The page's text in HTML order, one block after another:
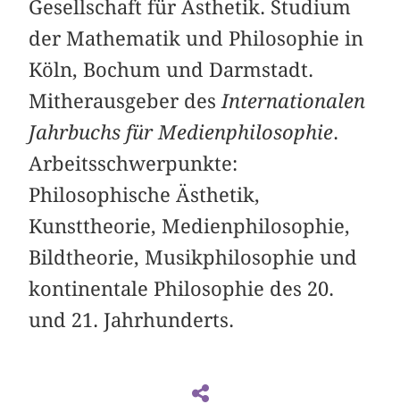
Gesellschaft für Ästhetik. Studium
der Mathematik und Philosophie in
Köln, Bochum und Darmstadt.
Mitherausgeber des Internationalen
Jahrbuchs für Medienphilosophie.
Arbeitsschwerpunkte:
Philosophische Ästhetik,
Kunsttheorie, Medienphilosophie,
Bildtheorie, Musikphilosophie und
kontinentale Philosophie des 20.
und 21. Jahrhunderts.